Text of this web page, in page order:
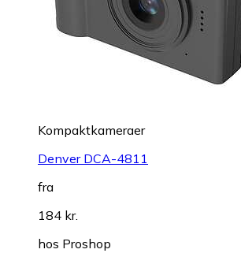
Kompaktkameraer
Denver DCA-4811
fra
184 kr.
hos Proshop